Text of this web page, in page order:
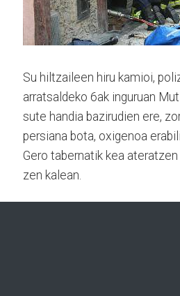
Su hiltzaileen hiru kamioi,
arratsaldeko 6ak inguruan
sute handia bazirudien ere,
persiana bota, oxigenoa
Gero tabernatik kea
zen kalean.